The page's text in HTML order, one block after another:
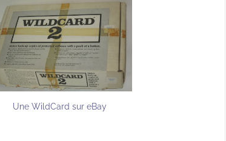
Une WildCard sur eBay